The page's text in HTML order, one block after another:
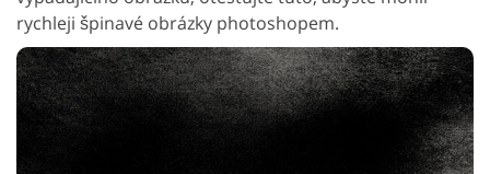
rychleji špinavé obrázky photoshopem.